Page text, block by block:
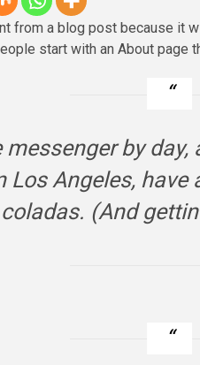
from a blog post because it
start with an About
messenger by
Los Angeles,
(And